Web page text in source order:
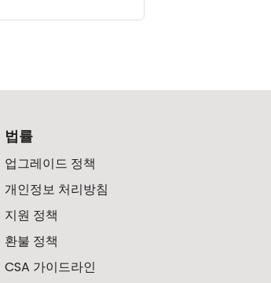
법률
업그레이드 정책
개인정보 처리방침
지원 정책
환불 정책
CSA 가이드라인